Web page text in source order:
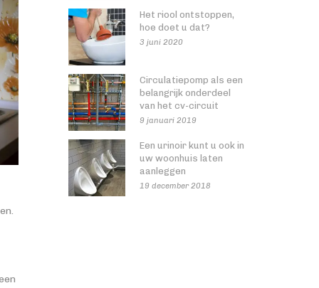
Het riool ontstoppen,
hoe doet u dat?
3 juni 2020
Circulatiepomp als een
belangrijk onderdeel
van het cv-circuit
9 januari 2019
Een urinoir kunt u ook in
uw woonhuis laten
aanleggen
19 december 2018